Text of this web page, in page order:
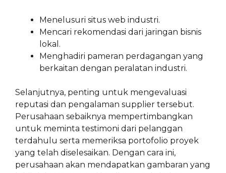
Menelusuri situs web industri.
Mencari rekomendasi dari jaringan bisnis
lokal.
Menghadiri pameran perdagangan yang
berkaitan dengan peralatan industri.
Selanjutnya, penting untuk mengevaluasi
reputasi dan pengalaman supplier tersebut.
Perusahaan sebaiknya mempertimbangkan
untuk meminta testimoni dari pelanggan
terdahulu serta memeriksa portofolio proyek
yang telah diselesaikan. Dengan cara ini,
perusahaan akan mendapatkan gambaran yang